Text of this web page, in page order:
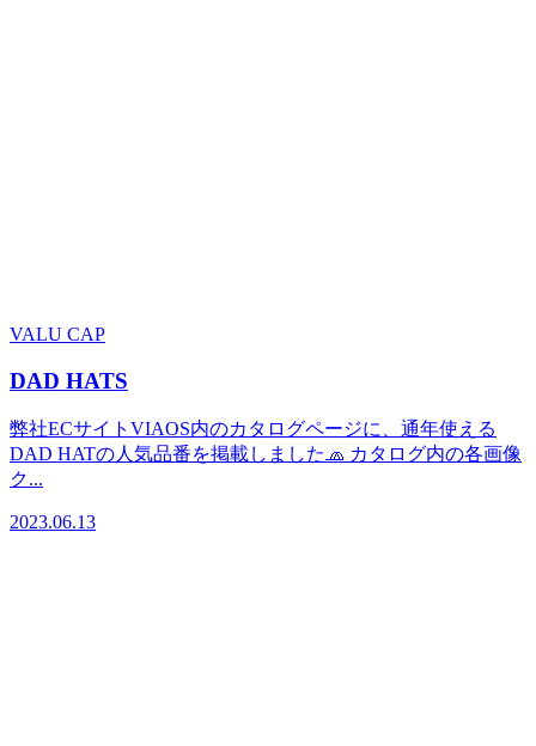
VALU CAP
DAD HATS
弊社ECサイトVIAOS内のカタログページに、通年使える
DAD HATの人気品番を掲載しました🧢 カタログ内の各画像
ク...
2023.06.13